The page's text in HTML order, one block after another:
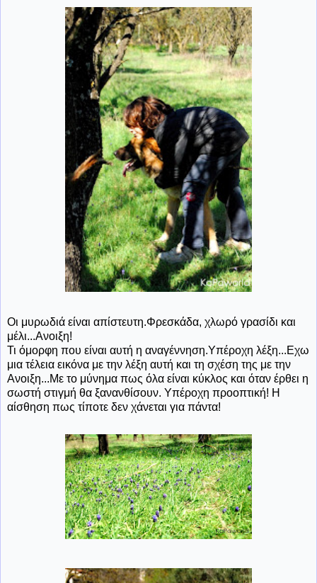
Οι μυρωδιά είναι απίστευτη.Φρεσκάδα, χλωρό γρασίδι και
μέλι...Ανοιξη!
Τι όμορφη που είναι αυτή η αναγέννηση.Υπέροχη λέξη...Εχω
μια τέλεια εικόνα με την λέξη αυτή και τη σχέση της με την
Ανοιξη...Με το μύνημα πως όλα είναι κύκλος και όταν έρθει η
σωστή στιγμή θα ξανανθίσουν. Υπέροχη προοπτική! Η
αίσθηση πως τίποτε δεν χάνεται για πάντα!